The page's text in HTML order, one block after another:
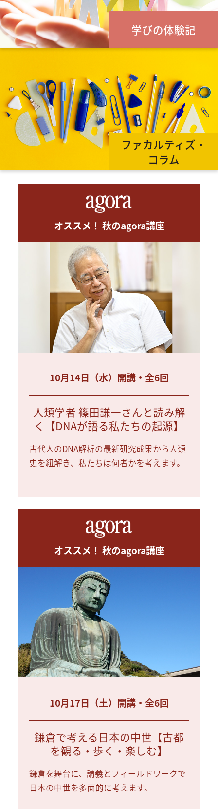
学びの体験記
ファカルティズ・
コラム
オススメ！ 秋のagora講座
10月14日（水）開講・全6回
人類学者 篠田謙一さんと読み解
く【DNAが語る私たちの起源】
古代人のDNA解析の最新研究成果から人類
史を紐解き、私たちは何者かを考えます。
オススメ！ 秋のagora講座
10月17日（土）開講・全6回
鎌倉で考える日本の中世【古都
を観る・歩く・楽しむ】
鎌倉を舞台に、講義とフィールドワークで
日本の中世を多面的に考えます。